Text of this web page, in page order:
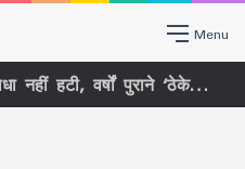
Menu
सिकासार से सिर्फ कानूनी बाधा नहीं हटी, वर्षों पुराने ‘ठेकेदारी तंत्र’ पर भी खड़ा हुआ बड़ा सवाल